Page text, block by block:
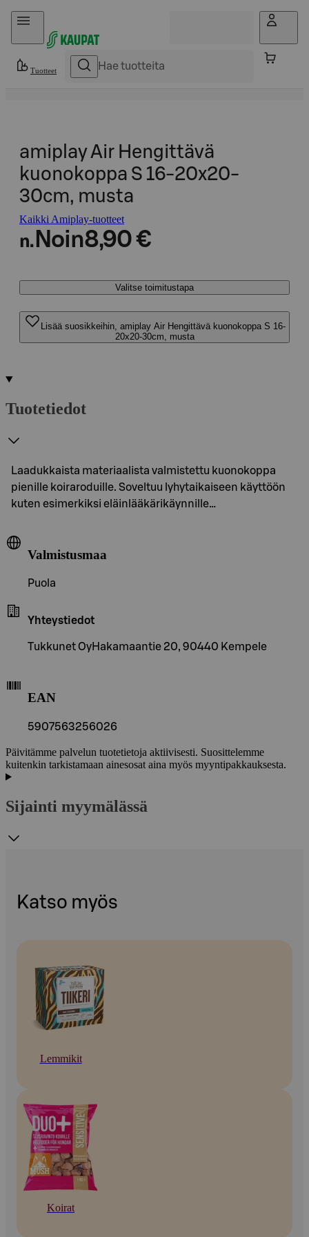
Hyppää sisältöön
Tuotteet
amiplay Air Hengittävä
kuonokoppa S 16-20x20-
30cm, musta
Kaikki Amiplay-tuotteet
n. Noin8,90 €
Valitse toimitustapa
Lisää suosikkeihin, amiplay Air Hengittävä kuonokoppa S 16-
20x20-30cm, musta
Tuotetiedot
Laadukkaista materiaalista valmistettu kuonokoppa
pienille koiraroduille. Soveltuu lyhytaikaiseen käyttöön
kuten esimerkiksi eläinlääkärikäynnille…
Valmistusmaa
Puola
Yhteystiedot
Tukkunet OyHakamaantie 20, 90440 Kempele
EAN
5907563256026
Päivitämme palvelun tuotetietoja aktiivisesti. Suosittelemme
kuitenkin tarkistamaan ainesosat aina myös myyntipakkauksesta.
Sijainti myymälässä
Katso myös
Lemmikit
Koirat